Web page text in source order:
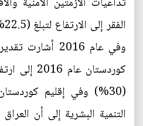
وفي عام 2016
كوردستان
التنمية البشرية إلى أن